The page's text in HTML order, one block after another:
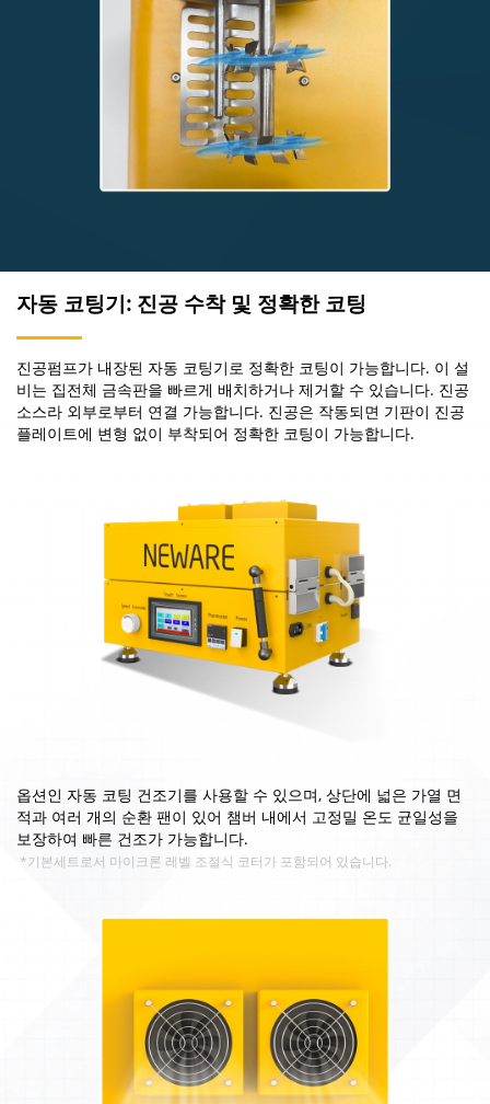
자동 코팅기: 진공 수착 및 정확한 코팅
진공펌프가 내장된 자동 코팅기로 정확한 코팅이 가능합니다. 이 설
비는 집전체 금속판을 빠르게 배치하거나 제거할 수 있습니다. 진공
소스라 외부로부터 연결 가능합니다. 진공은 작동되면 기판이 진공
플레이트에 변형 없이 부착되어 정확한 코팅이 가능합니다.
옵션인 자동 코팅 건조기를 사용할 수 있으며, 상단에 넓은 가열 면
적과 여러 개의 순환 팬이 있어 챔버 내에서 고정밀 온도 균일성을
보장하여 빠른 건조가 가능합니다.
*기본세트로서 마이크론 레벨 조절식 코터가 포함되어 있습니다.